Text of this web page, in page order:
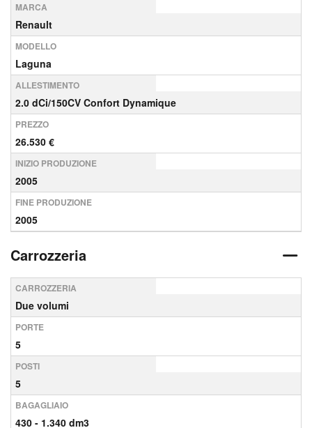
MARCA
Renault
MODELLO
Laguna
ALLESTIMENTO
2.0 dCi/150CV Confort Dynamique
PREZZO
26.530 €
INIZIO PRODUZIONE
2005
FINE PRODUZIONE
2005
Carrozzeria
CARROZZERIA
Due volumi
PORTE
5
POSTI
5
BAGAGLIAIO
430 - 1.340 dm3